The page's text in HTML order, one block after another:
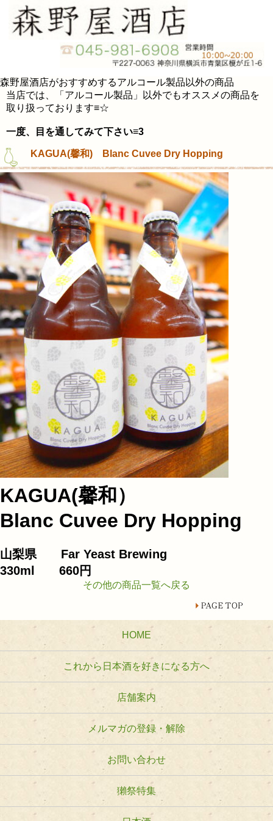
森野屋酒店がおすすめするアルコール製品以外の商品
当店では、「アルコール製品」以外でもオススメの商品を
取り扱っております≡☆
一度、目を通してみて下さい≡3
KAGUA(馨和) Blanc Cuvee Dry Hopping
KAGUA(馨和）
Blanc Cuvee Dry Hopping
山梨県 Far Yeast Brewing
330ml 660円
その他の商品一覧へ戻る
HOME
これから日本酒を好きになる方へ
店舗案内
メルマガの登録・解除
お問い合わせ
獺祭特集